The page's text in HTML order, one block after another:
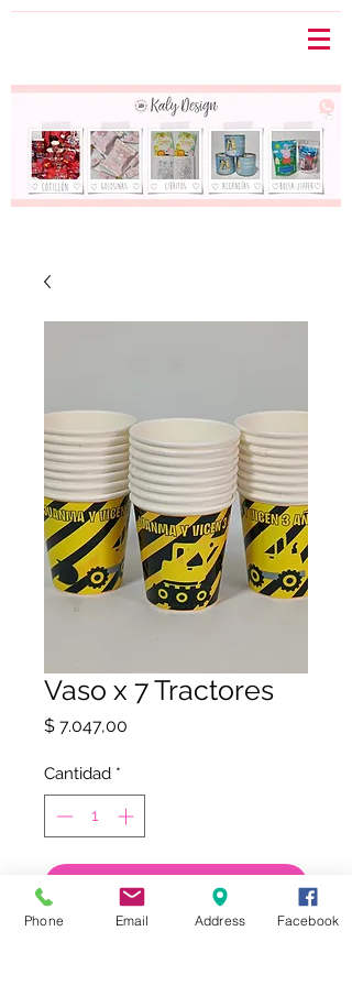
Vaso x 7 Tractores
$ 7.047,00
Cantidad *
COMPRAR
Phone Email Address Facebook